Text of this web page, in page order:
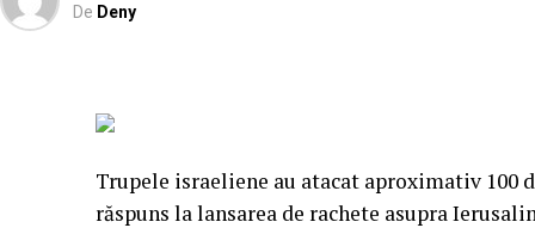
De Deny
Trupele israeliene au atacat aproximativ 100
răspuns la lansarea de rachete asupra